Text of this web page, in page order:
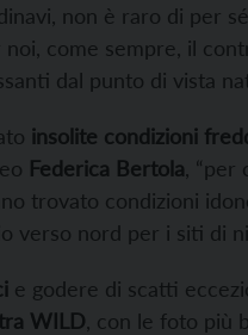
non è raro di per
come sempre, il
dal punto di vista
insolite condizioni
Federica Bertola ,
trovato condizioni
verso nord per i siti di
e godere di scatti
WILD , con le foto più